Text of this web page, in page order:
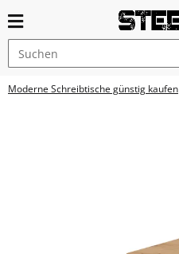
Moderne Schreibtische günstig kaufen